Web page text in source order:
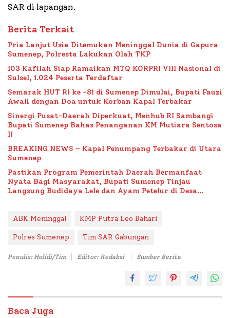
SAR di lapangan.
Berita Terkait
Pria Lanjut Usia Ditemukan Meninggal Dunia di Gapura
Sumenep, Polresta Lakukan Olah TKP
103 Kafilah Siap Ramaikan MTQ KORPRI VIII Nasional di
Sulsel, 1.024 Peserta Terdaftar
Semarak HUT RI ke -81 di Sumenep Dimulai, Bupati Fauzi
Awali dengan Doa untuk Korban Kapal Terbakar
Sinergi Pusat-Daerah Diperkuat, Menhub RI Sambangi
Bupati Sumenep Bahas Penanganan KM Mutiara Sentosa
II
BREAKING NEWS – Kapal Penumpang Terbakar di Utara
Sumenep
Pastikan Program Pemerintah Daerah Bermanfaat
Nyata Bagi Masyarakat, Bupati Sumenep Tinjau
Langsung Budidaya Lele dan Ayam Petelur di Desa
ABK Meninggal KMP Putra Leo Bahari
Polres Sumenep Tim SAR Gabungan
Penulis: Holidi/Tim Editor: Redaksi Sumber Berita
Baca Juga